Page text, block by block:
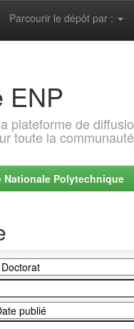
Parcourir le dépôt par :
ENP
plateforme de
toute la
Nationale Polytechnique